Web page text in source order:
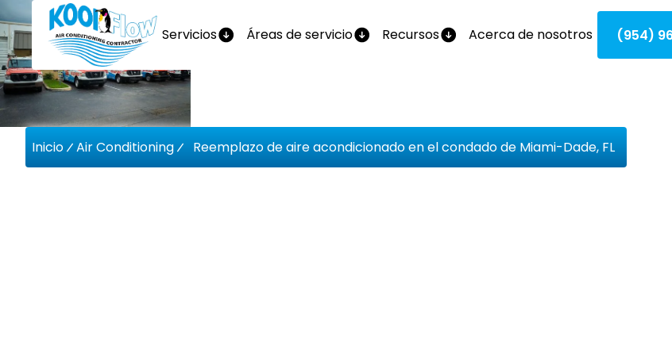
Servicios Áreas de servicio Recursos Acerca de nosotros (954)
Inicio Air Conditioning Reemplazo de aire acondicionado en el condado de Miami-Dade, FL